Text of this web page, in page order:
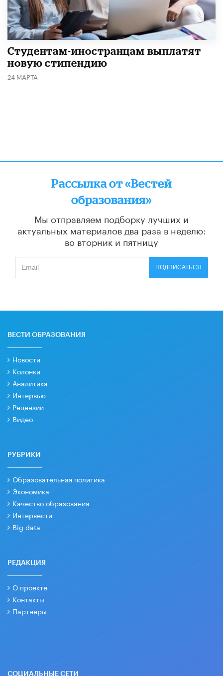
Студентам-иностранцам выплатят
новую стипендию
24 МАРТА
Рассылка от «Вестей
образования»
Мы отправляем подборку лучших и
актуальных материалов два раза в неделю:
во вторник и пятницу
ПОДПИСАТЬСЯ
ВЕСТИ ОБРАЗОВАНИЯ
Новости
Колонки
Аналитика
Интервью
Рецензии
Видео
РУБРИКИ
Образовательная политика
Экономика
Качество образования
Интервести
Big data
РЕДАКЦИЯ
О проекте
Контакты
Партнеры
СОЦИАЛЬНЫЕ СЕТИ